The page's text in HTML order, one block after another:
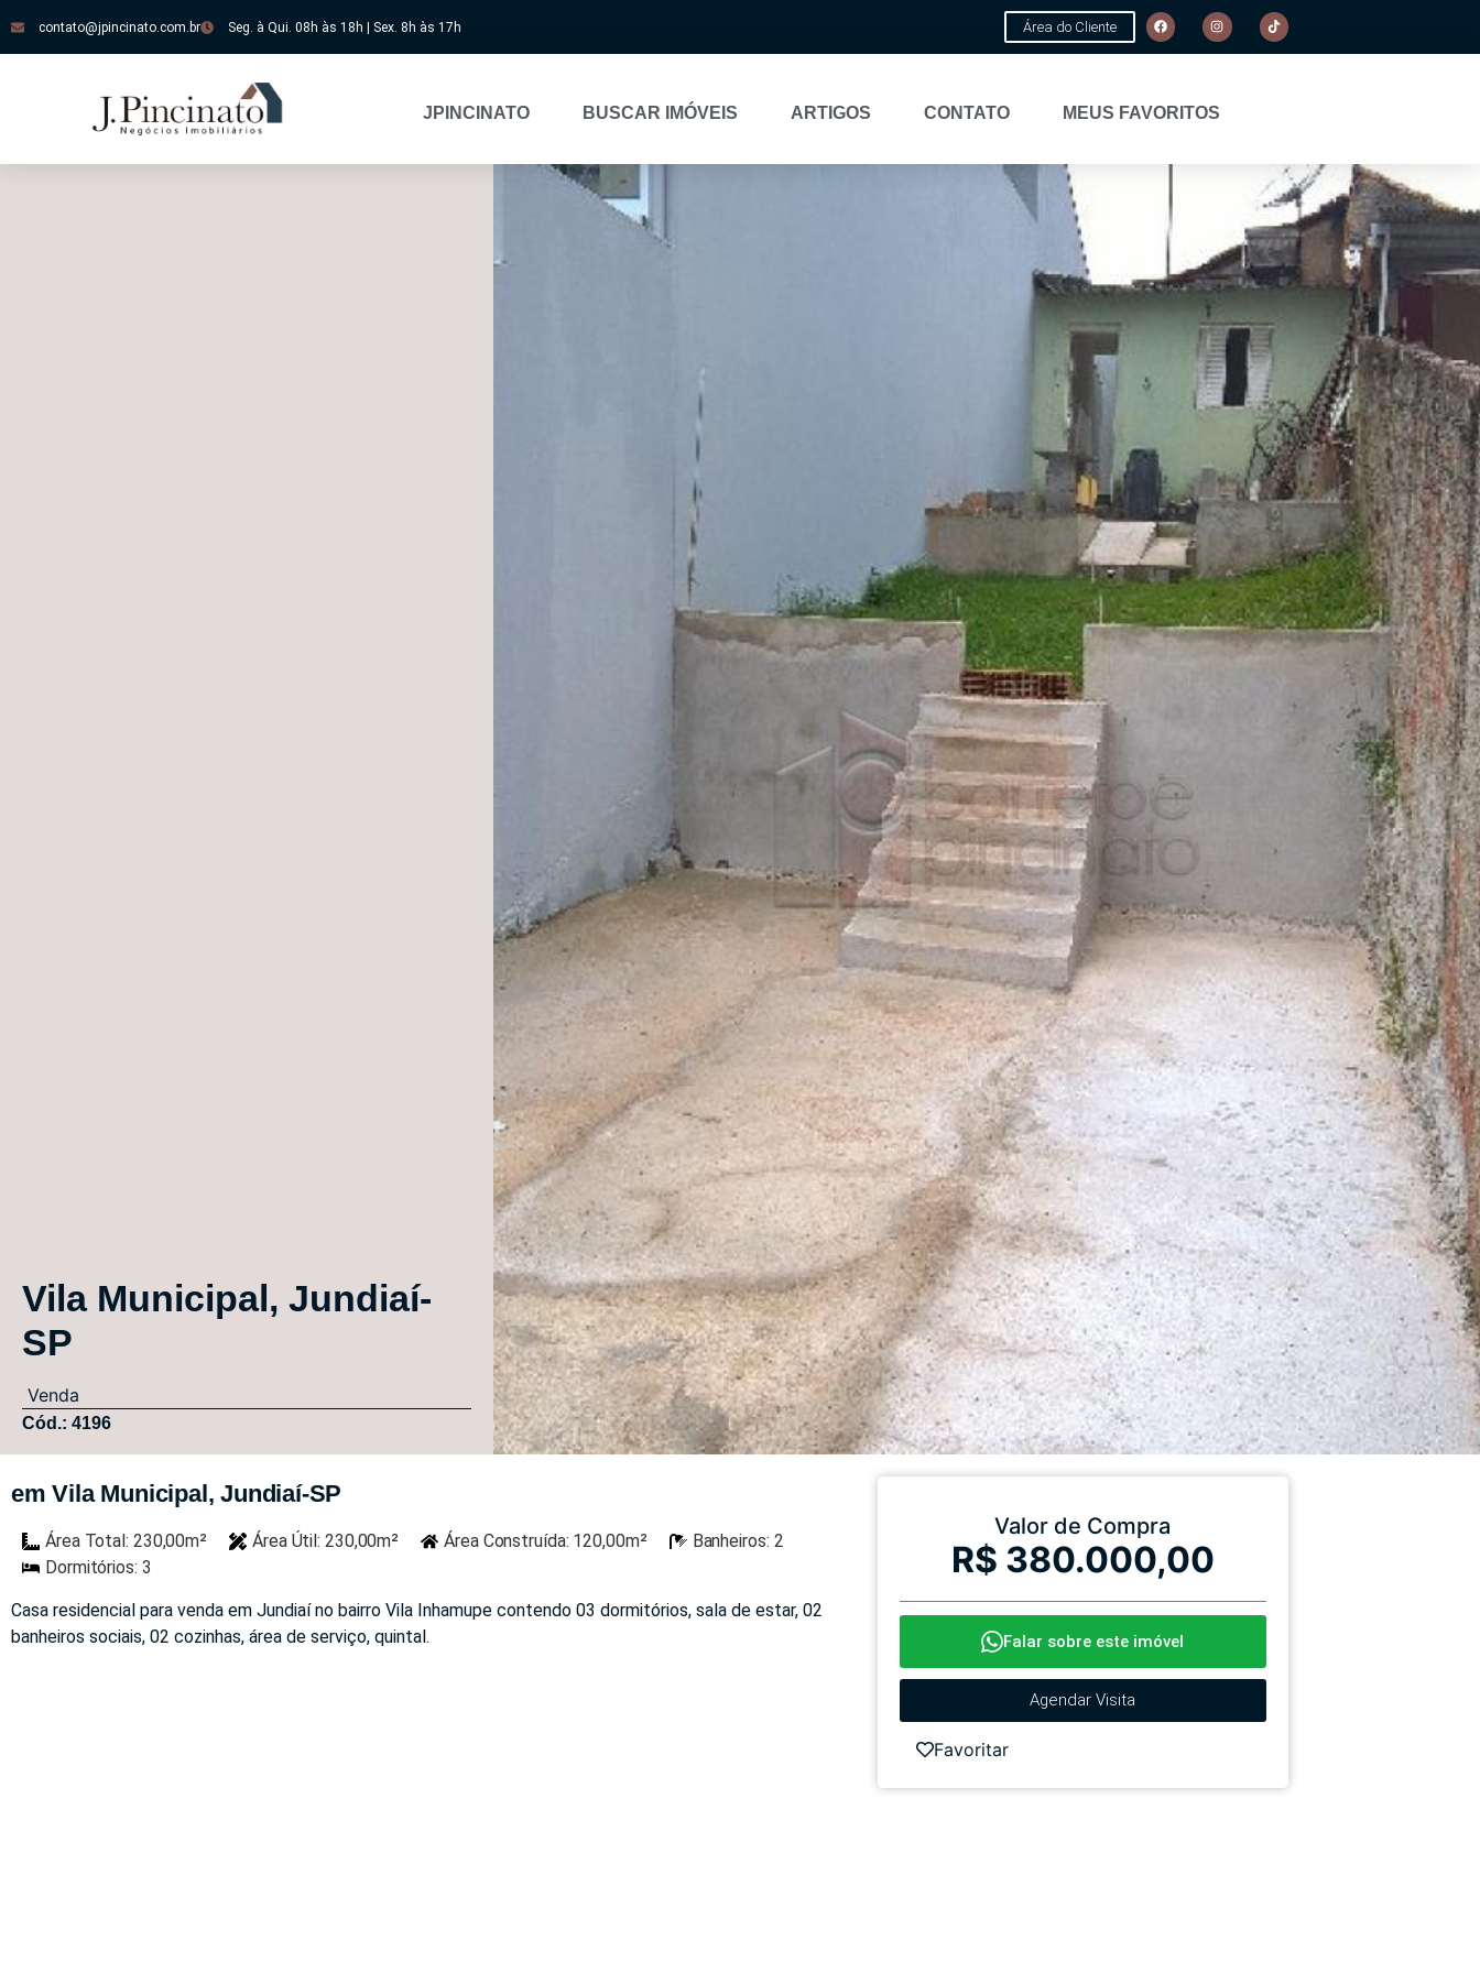
contato@jpincinato.com.br Seg. à Qui. 08h às 18h | Sex. 8h às 17h Área do Cliente
JPINCINATO BUSCAR IMÓVEIS ARTIGOS CONTATO MEUS FAVORITOS
Vila Municipal, Jundiaí-
SP
Venda
Cód.: 4196
em Vila Municipal, Jundiaí-SP
Área Total: 230,00m² Área Útil: 230,00m² Área Construída: 120,00m²
Banheiros: 2
Dormitórios: 3
Casa residencial para venda em Jundiaí no bairro Vila Inhamupe contendo 03 dormitórios, sala de estar, 02
banheiros sociais, 02 cozinhas, área de serviço, quintal.
Valor de Compra
R$ 380.000,00
Falar sobre este imóvel
Agendar Visita
Favoritar